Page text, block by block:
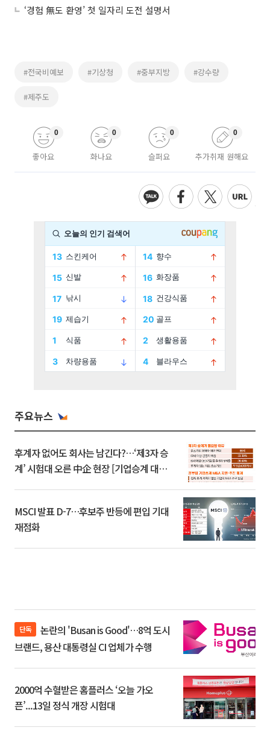
‘경험 無도 환영’ 첫 일자리 도전 설명서
#전국비예보 #기상청 #중부지방 #강수량
#제주도
좋아요
0
화나요
0
슬퍼요
0
추가취재 원해요
0
주요뉴스
후계자 없어도 회사는 남긴다?…‘제3자 승
계’ 시험대 오른 中企 현장 [기업승계 대전
MSCI 발표 D-7…후보주 반등에 편입 기대
재점화
단독
브랜드, 용산 대통령실 CI 업체가 수행
2000억 수혈받은 홈플러스 ‘오늘 가오
픈’...13일 정식 개장 시험대